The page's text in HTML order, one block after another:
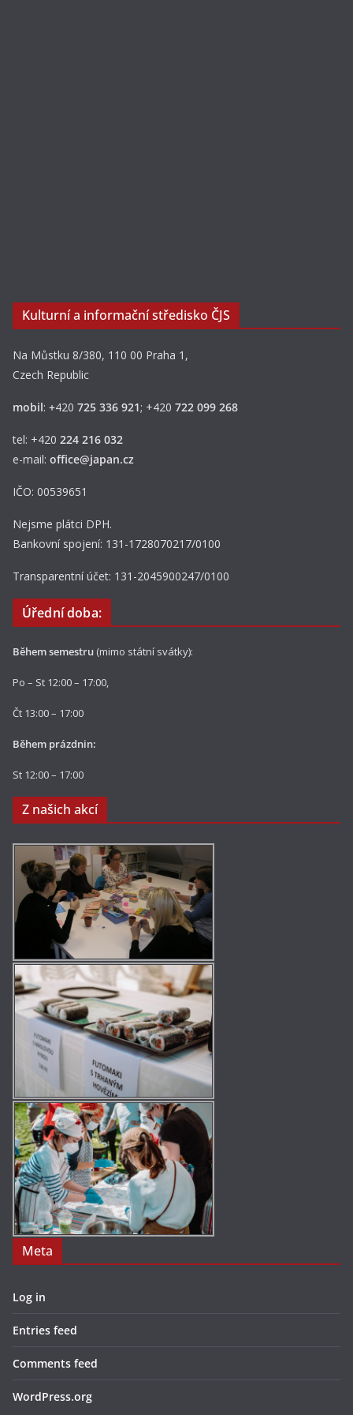
Kulturní a informační středisko ČJS
Na Můstku 8/380, 110 00 Praha 1,
Czech Republic
mobil: +420 725 336 921; +420 722 099 268
tel: +420 224 216 032
e-mail: office@japan.cz
IČO: 00539651
Nejsme plátci DPH.
Bankovní spojení: 131-1728070217/0100
Transparentní účet: 131-2045900247/0100
Úřední doba:
Během semestru (mimo státní svátky):
Po – St 12:00 – 17:00,
Čt 13:00 – 17:00
Během prázdnin:
St 12:00 – 17:00
Z našich akcí
Meta
Log in
Entries feed
Comments feed
WordPress.org